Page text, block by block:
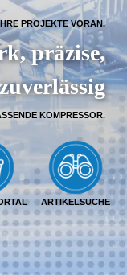
KOMPRESSOR.
präzise,
PROJEKTE VORAN.
ARTIKELSUCHE